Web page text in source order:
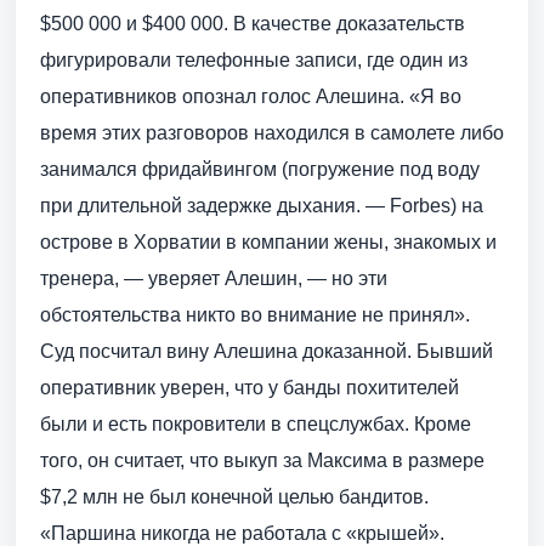
$500 000 и $400 000. В качестве доказательств
фигурировали телефонные записи, где один из
оперативников опознал голос Алешина. «Я во
время этих разговоров находился в самолете либо
занимался фридайвингом (погружение под воду
при длительной задержке дыхания. — Forbes) на
острове в Хорватии в компании жены, знакомых и
тренера, — уверяет Алешин, — но эти
обстоятельства никто во внимание не принял».
Суд посчитал вину Алешина доказанной. Бывший
оперативник уверен, что у банды похитителей
были и есть покровители в спецслужбах. Кроме
того, он считает, что выкуп за Максима в размере
$7,2 млн не был конечной целью бандитов.
«Паршина никогда не работала с «крышей».